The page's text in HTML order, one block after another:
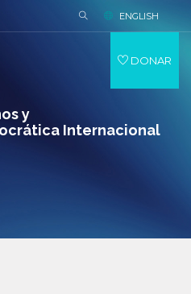
y
Internacional
ENGLISH
DONAR